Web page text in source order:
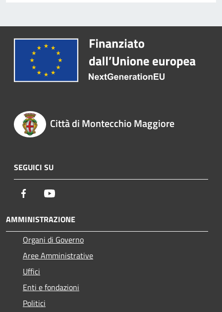
Città di Montecchio Maggiore
SEGUICI SU
Facebook
AMMINISTRAZIONE
Organi di Governo
Aree Amministrative
Uffici
Enti e fondazioni
Politici